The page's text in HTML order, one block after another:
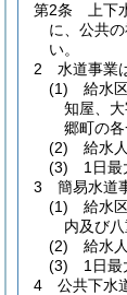
第2条
上
に、公共
い。
2
水道事業
(1)
給水
知屋、
郷町の
(2)
給水
(3)
1日
3
簡易水道
(1)
給水
内及び
(2)
給水
(3)
1日
4
公共下水